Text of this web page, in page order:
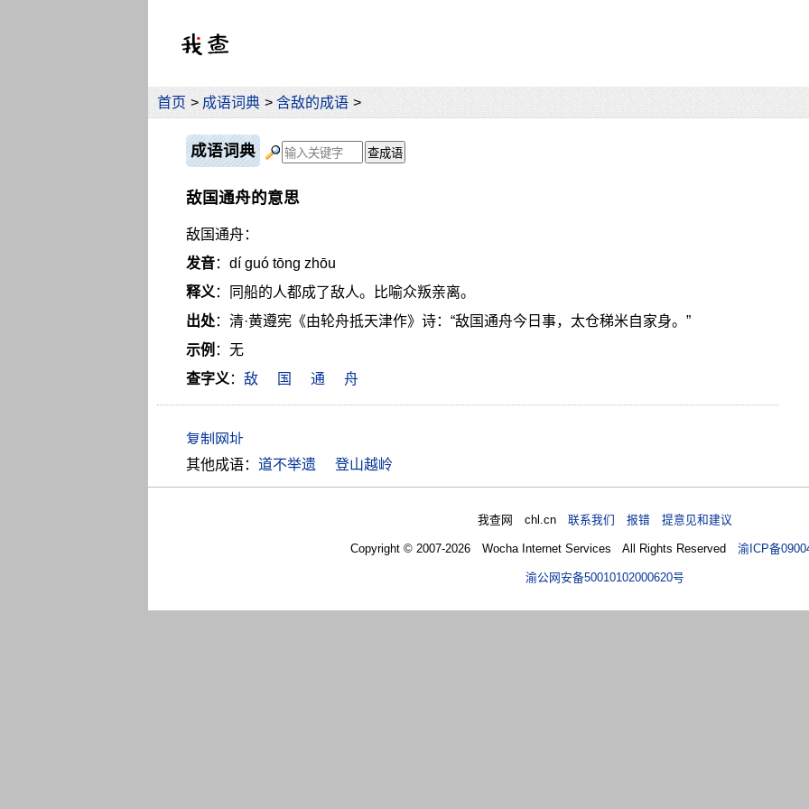
首页 > 成语词典 > 含敌的成语 >
成语词典
敌国通舟的意思
敌国通舟：
发音：dí guó tōng zhōu
释义：同船的人都成了敌人。比喻众叛亲离。
出处：清·黄遵宪《由轮舟抵天津作》诗：“敌国通舟今日事，太仓稊米自家身。”
示例 ：无
查字义： 敌 国 通 舟
其他成语： 道不举遗 登山越岭
我查网 chl.cn联系我们 报错 提意见和建议
Copyright © 2007-2026 Wocha Internet Services All Rights Reserved渝ICP备
渝公网安备50010102000620号